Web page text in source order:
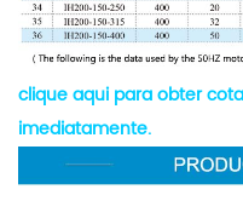
clique aqui para obter
imediatamente.